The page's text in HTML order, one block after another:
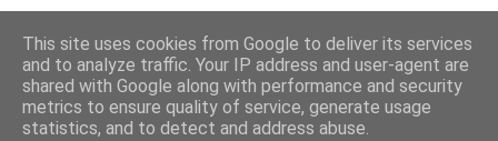
This site uses cookies from Google to deliver its services
and to analyze traffic. Your IP address and user-agent are
shared with Google along with performance and security
metrics to ensure quality of service, generate usage
statistics, and to detect and address abuse.